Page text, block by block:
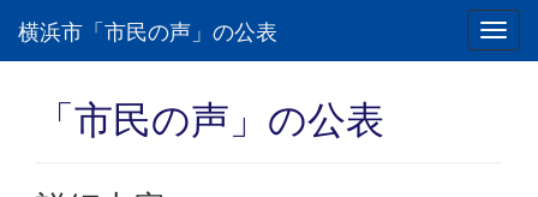
横浜市「市民の声」の公表
「市民の声」の公表